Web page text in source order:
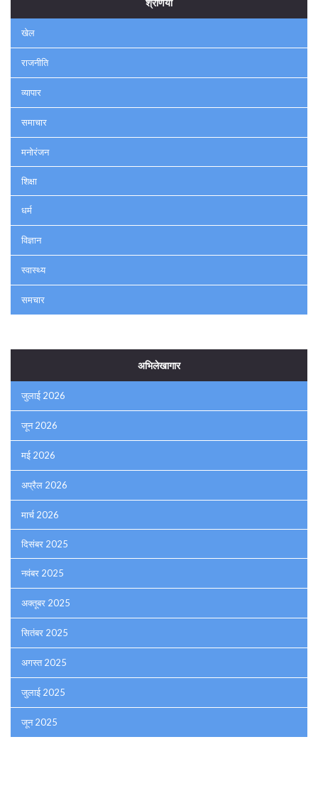
श्रेणियाँ
खेल
राजनीति
व्यापार
समाचार
मनोरंजन
शिक्षा
धर्म
विज्ञान
स्वास्थ्य
समचार
अभिलेखागार
जुलाई 2026
जून 2026
मई 2026
अप्रैल 2026
मार्च 2026
दिसंबर 2025
नवंबर 2025
अक्तूबर 2025
सितंबर 2025
अगस्त 2025
जुलाई 2025
जून 2025